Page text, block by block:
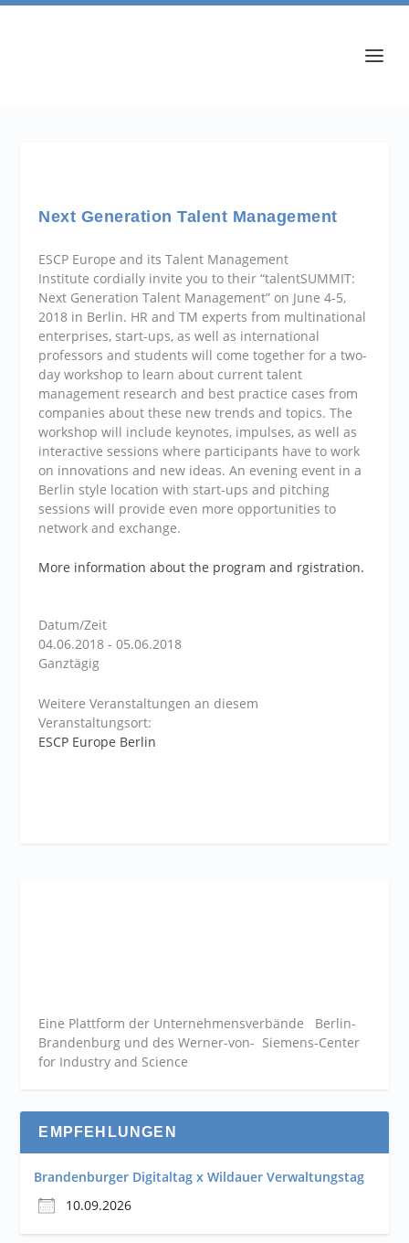
Next Generation Talent Management
ESCP Europe and its Talent Management
Institute cordially invite you to their “talentSUMMIT:
Next Generation Talent Management” on June 4-5,
2018 in Berlin. HR and TM experts from multinational
enterprises, start-ups, as well as international
professors and students will come together for a two-
day workshop to learn about current talent
management research and best practice cases from
companies about these new trends and topics. The
workshop will include keynotes, impulses, as well as
interactive sessions where participants have to work
on innovations and new ideas. An evening event in a
Berlin style location with start-ups and pitching
sessions will provide even more opportunities to
network and exchange.
More information about the program and rgistration.
Datum/Zeit
04.06.2018 - 05.06.2018
Ganztägig
Weitere Veranstaltungen an diesem
Veranstaltungsort:
ESCP Europe Berlin
Eine Plattform der Unternehmensverbände Berlin-
Brandenburg und des Werner-von- Siemens-Center
for Industry and Science
EMPFEHLUNGEN
Brandenburger Digitaltag x Wildauer Verwaltungstag
10.09.2026